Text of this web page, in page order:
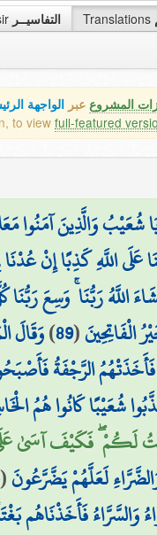
التفاسيــر Translations
المشروع عبر الواجهة
to view full-featured
وَالَّذِينَ آمَنُوا
عَلَى اللَّهِ كَذِبًا إِنْ
اللَّهُ رَبُّنَا ۚ وَسِعَ
الْفَاتِحِينَ(
89
)وَقَالَ
فَأَخَذَتْهُمُ الرَّجْفَةُ
شُعَيْبًا كَانُوا هُمُ
لَكُمْ ۖ فَكَيْفَ آسَىٰ عَلَىٰ
لَعَلَّهُمْ يَضَّرَّعُونَ(
وَالسَّرَّاءُ فَأَخَذْنَاهُم